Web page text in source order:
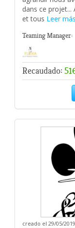
dans ce
et tous Leer
Teaming Manager:
Recaudado:
creado el 29/05/2019